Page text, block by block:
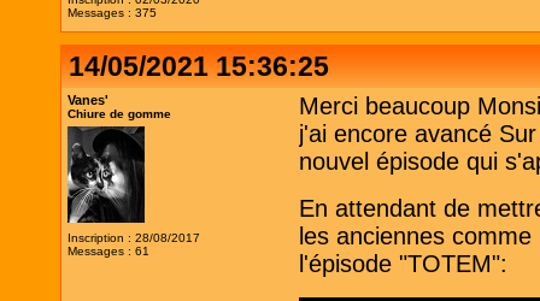
Messages : 375
14/05/2021 15:36:25
Vanes'
Chiure de gomme
Inscription : 28/08/2017
Messages : 61
Merci beaucoup
j'ai encore avancé
nouvel épisode qui
En attendant de
les anciennes
l'épisode "TOTEM":